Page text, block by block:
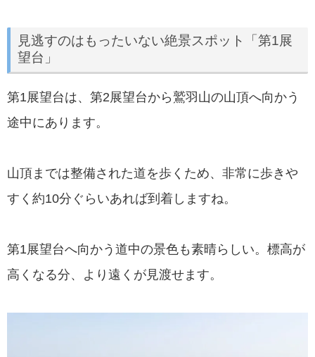
見逃すのはもったいない絶景スポット「第1展
望台」
第1展望台は、第2展望台から鷲羽山の山頂へ向かう
途中にあります。
山頂までは整備された道を歩くため、非常に歩きや
すく約10分ぐらいあれば到着しますね。
第1展望台へ向かう道中の景色も素晴らしい。標高が
高くなる分、より遠くが見渡せます。